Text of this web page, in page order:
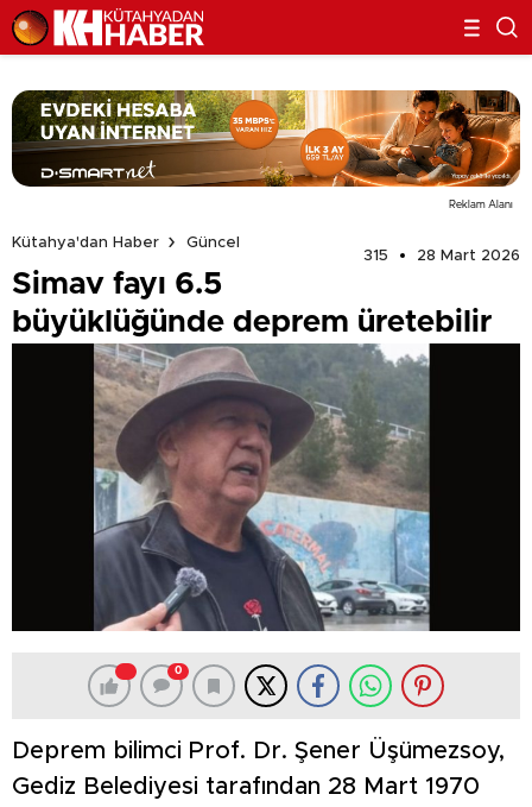
Reklam Alanı
Kütahya'dan Haber
Güncel
315
28 Mart 2026
Simav fayı 6.5
büyüklüğünde deprem üretebilir
0
Deprem bilimci Prof. Dr. Şener Üşümezsoy,
Gediz Belediyesi tarafından 28 Mart 1970